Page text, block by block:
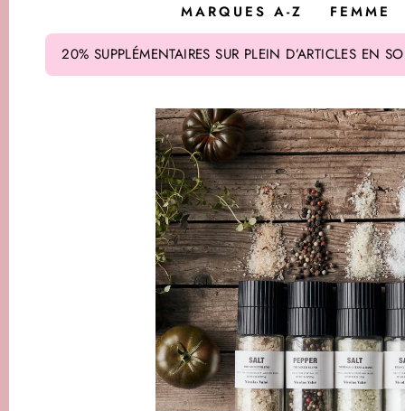
MARQUES A-Z FEMME
20% SUPPLÉMENTAIRES SUR PLEIN D’ARTICLES EN